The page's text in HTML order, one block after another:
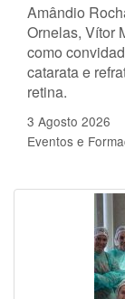
Amândio
Ornelas, Vítor
como
catarata e
retina.
3 Agosto 2026
Eventos e